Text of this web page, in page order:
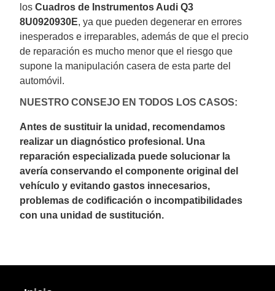
losCuadros de Instrumentos Audi Q3
8U0920930E, ya que pueden degenerar en errores
inesperados e irreparables, además de que el precio
de reparación es mucho menor que el riesgo que
supone la manipulación casera de esta parte del
automóvil.
NUESTRO CONSEJO EN TODOS LOS CASOS:
Antes de sustituir la unidad, recomendamos
realizar un diagnóstico profesional. Una
reparación especializada puede solucionar la
avería conservando el componente original del
vehículo y evitando gastos innecesarios,
problemas de codificación o incompatibilidades
con una unidad de sustitución.